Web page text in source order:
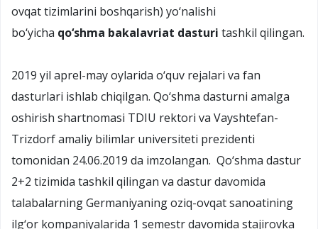
ovqat tizimlarini boshqarish) yo‘nalishi
bo‘yicha qo‘shma bakalavriat dasturi tashkil qilingan.
2019 yil aprel-may oylarida o‘quv rejalari va fan
dasturlari ishlab chiqilgan. Qo‘shma dasturni amalga
oshirish shartnomasi TDIU rektori va Vayshtefan-
Trizdorf amaliy bilimlar universiteti prezidenti
tomonidan 24.06.2019 da imzolangan. Qo‘shma dastur
2+2 tizimida tashkil qilingan va dastur davomida
talabalarning Germaniyaning oziq-ovqat sanoatining
ilg‘or kompaniyalarida 1 semestr davomida stajirovka